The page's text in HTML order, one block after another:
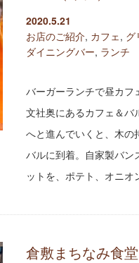
2020.5.21
お店のご紹介, カフェ , グ
ダイニングバー, ランチ
バーガーランチで昼カフ
文社奥にあるカフェ＆バ
へと進んでいくと、木の
バルに到着。自家製バン
ットを、ポテト、オニ
倉敷まちなみ食